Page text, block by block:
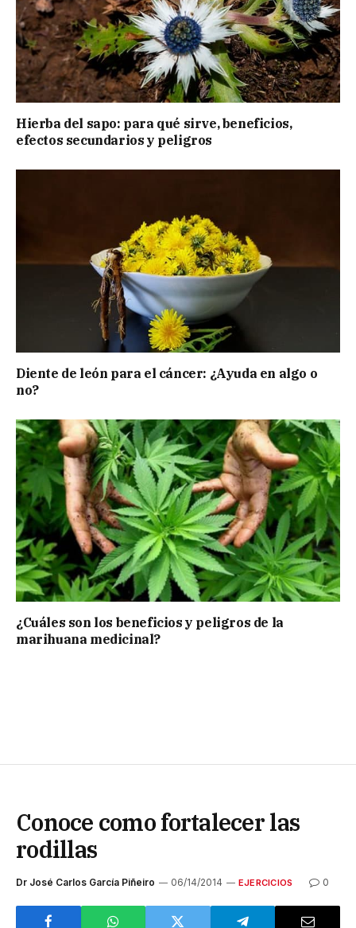
Hierba del sapo: para qué sirve, beneficios,
efectos secundarios y peligros
Diente de león para el cáncer: ¿Ayuda en algo o
no?
¿Cuáles son los beneficios y peligros de la
marihuana medicinal?
Conoce como fortalecer las
rodillas
Dr José Carlos García Piñeiro 06/14/2014 EJERCICIOS 0